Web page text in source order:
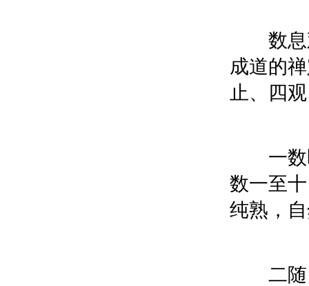
数息观
成道的
止、四
一数即
数一至
纯熟，
二随，